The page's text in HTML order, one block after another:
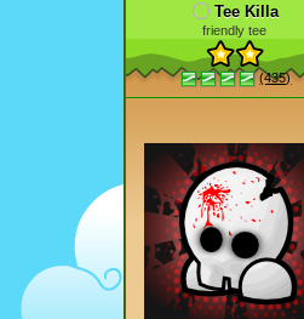
Tee Killa
friendly tee
(435)